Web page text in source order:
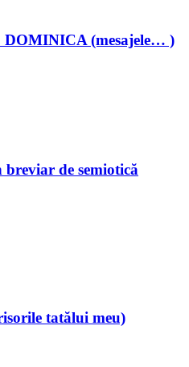
(mesajele… )
breviar de semiotică
tatălui meu)